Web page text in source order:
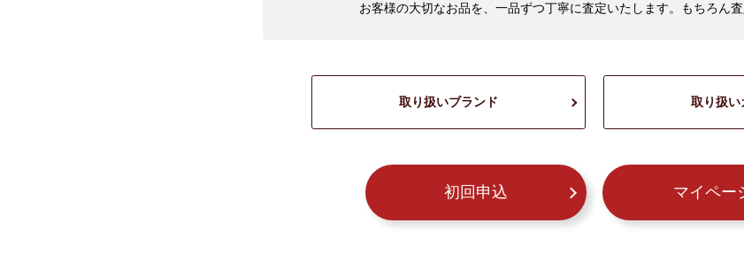
お客様の大切なお品を、一品ずつ丁寧に査定いたします。もちろん査
取り扱いブランド 取り扱い
初回申込 マイペー